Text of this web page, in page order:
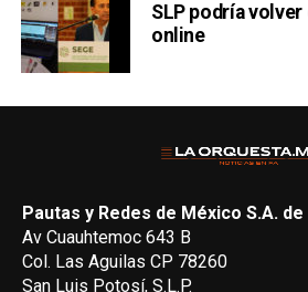
SLP podría
online
Pautas y Redes de México S.A. de
Av Cuauhtemoc 643 B
Col. Las Aguilas CP 78260
San Luis Potosí, S.L.P.